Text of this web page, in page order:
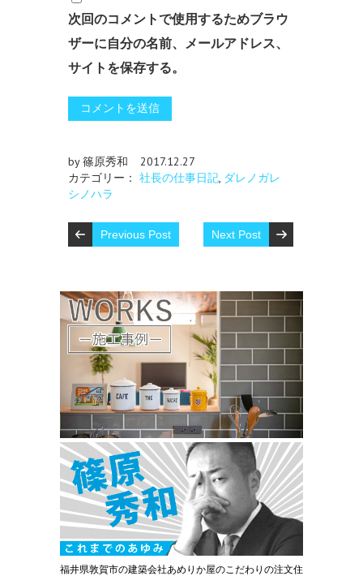
次回のコメントで使用するためブラウ
ザーに自分の名前、メールアドレス、
サイトを保存する。
by 篠原秀和
2017.12.27
カテゴリー： 社長の仕事日記, ダレノガレ
シノハラ
Previous Post Next Post
福井県敦賀市の建築会社あめりか屋のこだわりの注文住